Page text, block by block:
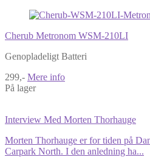
Cherub Metronom WSM-210LI
Genopladeligt Batteri
299,- Mere info
På lager
Interview Med Morten Thorhauge
Morten Thorhauge er for tiden på
Carpark North. I den anledning ha...